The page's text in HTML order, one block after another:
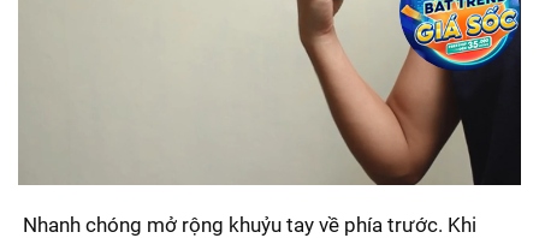
Nhanh chóng mở rộng khuỷu tay về phía trước. Khi